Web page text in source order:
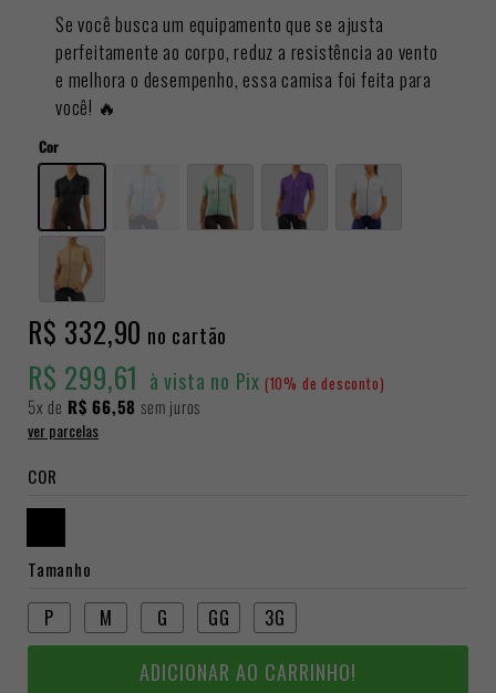
Se você busca um equipamento que se ajusta
perfeitamente ao corpo, reduz a resistência ao vento
e melhora o desempenho, essa camisa foi feita para
você! 🔥
Cor
R$ 332,90 no cartão
R$ 299,61 à vista no Pix (10% de desconto)
5x de R$ 66,58 sem juros
ver parcelas
COR
Tamanho
P M G GG 3G
ADICIONAR AO CARRINHO!